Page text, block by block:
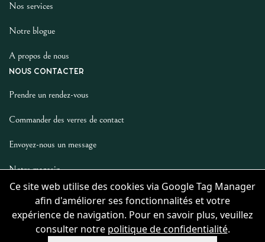
Ce site web utilise des cookies via Google Tag Manager
afin d'améliorer ses fonctionnalités et votre
expérience de navigation. Pour en savoir plus, veuillez
consulter notre politique de confidentialité.
Nos services
Notre blogue
A propos de nous
NOUS CONTACTER
Prendre un rendez-vous
Commander des verres de contact
Envoyez-nous un message
Notre magasin
LES AUTRES
Politique De Confidentialité